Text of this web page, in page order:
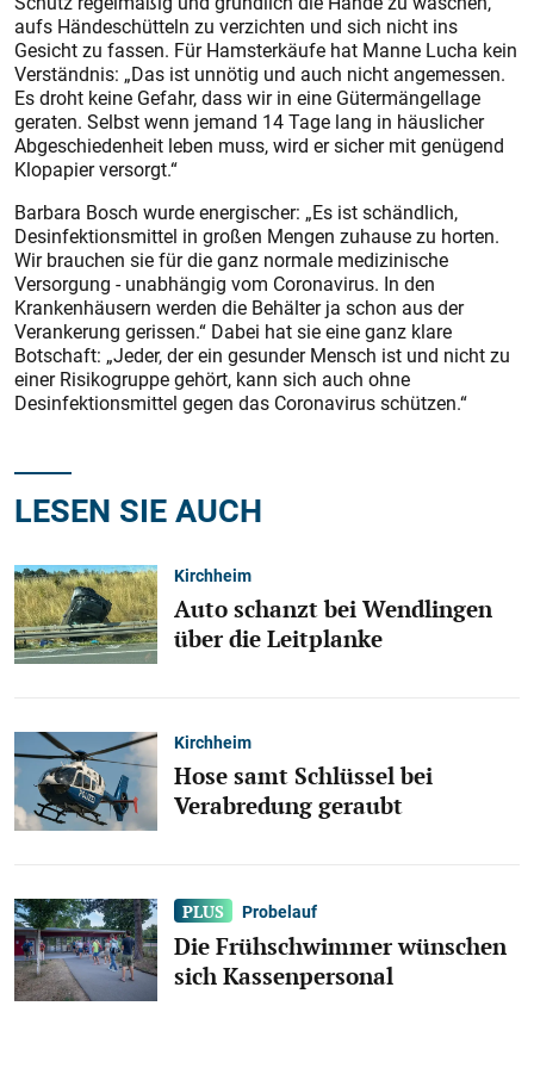
aufs Händeschütteln zu verzichten und sich nicht ins
Gesicht zu fassen. Für Hams­terkäufe hat Manne Lucha kein
Verständnis: „Das ist unnötig und auch nicht angemessen.
Es droht keine Gefahr, dass wir in eine Gütermängellage
geraten. Selbst wenn jemand 14 Tage lang in häuslicher
Abgeschiedenheit leben muss, wird er sicher mit genügend
Klopapier versorgt.“
Barbara Bosch wurde energischer: „Es ist schändlich,
Desinfektionsmittel in großen Mengen zuhause zu horten.
Wir brauchen sie für die ganz normale medizinische
Versorgung - unabhängig vom Coronavirus. In den
Krankenhäusern werden die Behälter ja schon aus der
Verankerung gerissen.“ Dabei hat sie eine ganz klare
Botschaft: „Jeder, der ein gesunder Mensch ist und nicht zu
einer Risikogruppe gehört, kann sich auch ohne
Desinfektionsmittel gegen das Coronavirus schützen.“
LESEN SIE AUCH
Kirchheim
Auto schanzt bei Wendlingen
über die Leitplanke
Kirchheim
Hose samt Schlüssel bei
Verabredung geraubt
Probelauf
Die Frühschwimmer wünschen
sich Kassenpersonal